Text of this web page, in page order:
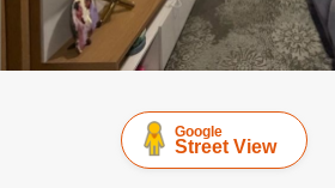
Google
Street View